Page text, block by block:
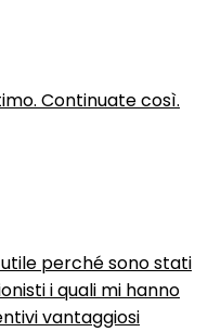
Continuate così.
perché sono stati
i quali mi hanno
vantaggiosi